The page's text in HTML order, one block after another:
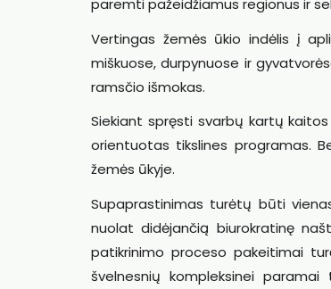
paremti pažeidžiamus regionus ir
Vertingas žemės ūkio indėlis į
miškuose, durpynuose ir
ramsčio išmokas.
Siekiant spręsti svarbų kartų
orientuotas tikslines programas.
žemės ūkyje.
Supaprastinimas turėtų būti
nuolat didėjančią biurokratinę
patikrinimo proceso pakeitimai
švelnesnių kompleksinei